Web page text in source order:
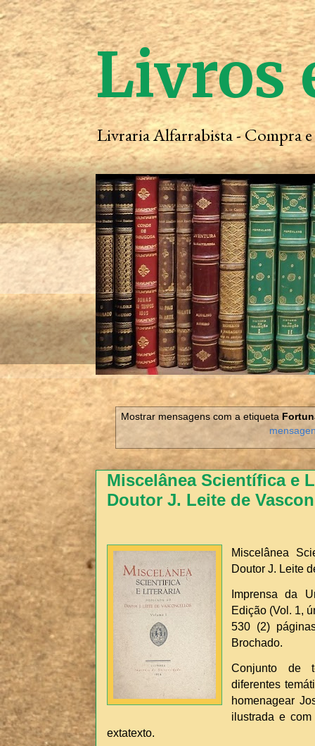
Livros
Livraria Alfarrabista - Compra
Mostrar mensagens com a etiqueta
Miscelânea Scientífica e
Doutor J. Leite de
Miscelânea
Doutor J. Leite
Imprensa da
Edição (Vol. 1,
530 (2)
Brochado.
Conjunto de
diferentes
homenagear
ilustrada e
extatexto.